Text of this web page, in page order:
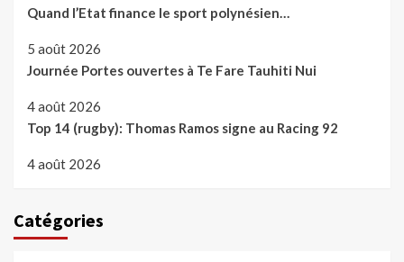
Quand l’Etat finance le sport polynésien…
5 août 2026
Journée Portes ouvertes à Te Fare Tauhiti Nui
4 août 2026
Top 14 (rugby): Thomas Ramos signe au Racing 92
4 août 2026
Catégories